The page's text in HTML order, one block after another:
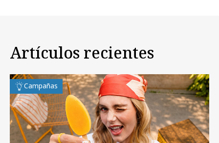
Artículos recientes
Campañas